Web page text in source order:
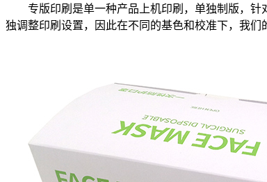
专版印刷是单一种产品上机印刷，单独制版，
独调整印刷设置，因此在不同的基色和校准下，我们